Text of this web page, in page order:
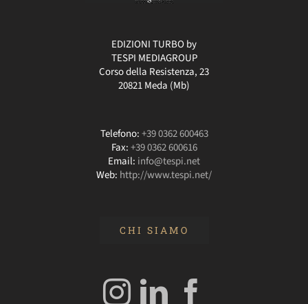
EDIZIONI TURBO by
TESPI MEDIAGROUP
Corso della Resistenza, 23
20821 Meda (Mb)
Telefono:+39 0362 600463
Fax:+39 0362 600616
Email: info@tespi.net
Web: http://www.tespi.net/
CHI SIAMO